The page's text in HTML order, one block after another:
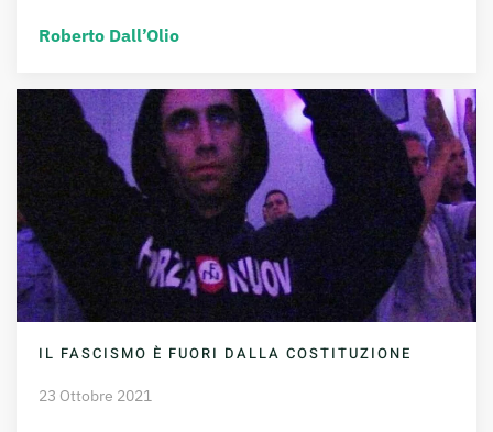
Roberto Dall’Olio
IL FASCISMO È FUORI DALLA COSTITUZIONE
23 Ottobre 2021